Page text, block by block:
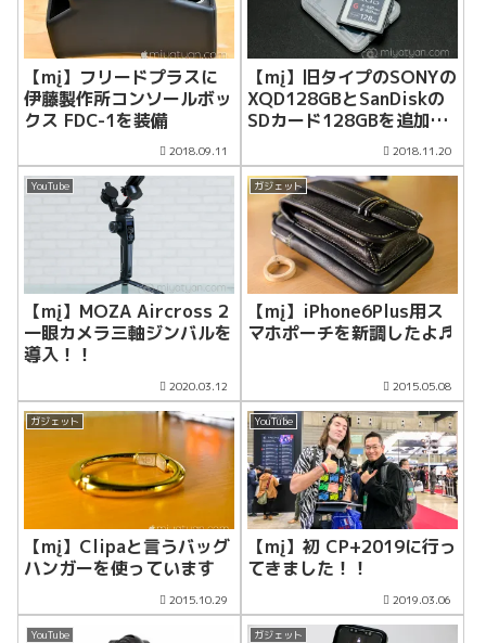
【mį】フリードプラスに
伊藤製作所コンソールボッ
クス FDC-1を装備
2018.09.11
【mį】旧タイプのSONYの
XQD128GBとSanDiskの
SDカード128GBを追加購
2018.11.20
YouTube
【mį】MOZA Aircross 2
一眼カメラ三軸ジンバルを
導入！！
2020.03.12
ガジェット
【mį】iPhone6Plus用ス
マホポーチを新調したよ♬
2015.05.08
ガジェット
【mį】Clipaと言うバッグ
ハンガーを使っています
2015.10.29
YouTube
【mį】初 CP+2019に行っ
てきました！！
2019.03.06
YouTube ガジェット